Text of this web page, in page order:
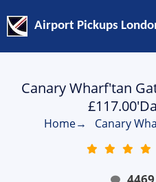
Airport Pickups
Canary Wharf'tan
Home→ Canary